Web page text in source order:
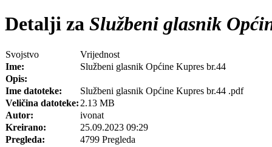
Detalji za Službeni glasnik
Svojstvo
Vrijednost
Ime:
Službeni glasnik Općine Kupres br.44
Opis:
Ime datoteke:
Službeni glasnik Općine Kupres br.44 .pdf
Veličina datoteke: 2.13 MB
Autor:
ivonat
Kreirano:
25.09.2023 09:29
Pregleda:
4799 Pregleda